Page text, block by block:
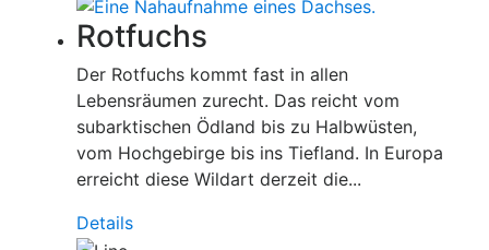
Rotfuchs
Der Rotfuchs kommt fast in allen
Lebensräumen zurecht. Das reicht vom
subarktischen Ödland bis zu Halbwüsten,
vom Hochgebirge bis ins Tiefland. In Europa
erreicht diese Wildart derzeit die...
Details